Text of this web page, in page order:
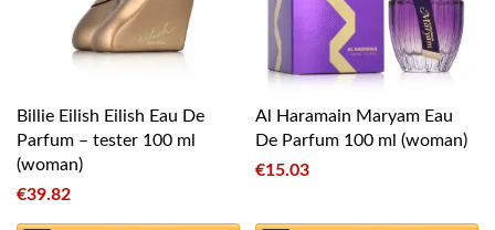
Billie Eilish Eilish Eau De
Parfum – tester 100 ml
(woman)
€39.82
Al Haramain Maryam Eau
De Parfum 100 ml (woman)
€15.03